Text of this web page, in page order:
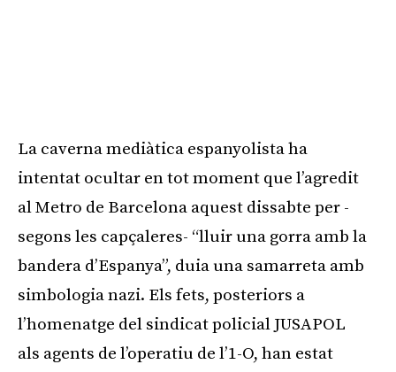
La caverna mediàtica espanyolista ha
intentat ocultar en tot moment que l’agredit
al Metro de Barcelona aquest dissabte per -
segons les capçaleres- “lluir una gorra amb la
bandera d’Espanya”, duia una samarreta amb
simbologia nazi. Els fets, posteriors a
l’homenatge del sindicat policial JUSAPOL
als agents de l’operatiu de l’1-O, han estat